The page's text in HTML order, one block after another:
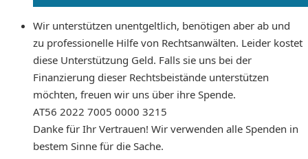
Wir unterstützen unentgeltlich, benötigen aber ab und
zu professionelle Hilfe von Rechtsanwälten. Leider kostet
diese Unterstützung Geld. Falls sie uns bei der
Finanzierung dieser Rechtsbeistände unterstützen
möchten, freuen wir uns über ihre Spende.
AT56 2022 7005 0000 3215
Danke für Ihr Vertrauen! Wir verwenden alle Spenden in
bestem Sinne für die Sache.